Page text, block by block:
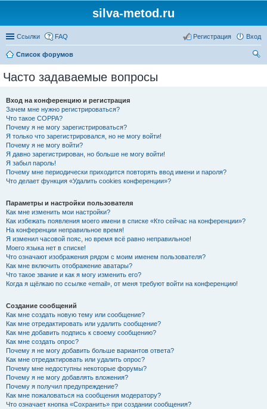
silva-metod.ru
Ссылки FAQ Вход
Регистрация
Список форумов
Часто задаваемые вопросы
Вход на конференцию и регистрация
Зачем мне нужно регистрироваться?
Что такое COPPA?
Почему я не могу зарегистрироваться?
Я только что зарегистрировался, но не могу войти!
Почему я не могу войти?
Я давно зарегистрирован, но больше не могу войти!
Я забыл пароль!
Почему мне периодически приходится повторять ввод имени и пароля?
Что делает функция «Удалить cookies конференции»?
Параметры и настройки пользователя
Как мне изменить мои настройки?
Как избежать появления моего имени в списке «Кто сейчас на конференции»?
На конференции неправильное время!
Я изменил часовой пояс, но время всё равно неправильное!
Моего языка нет в списке!
Что означают изображения рядом с моим именем пользователя?
Как мне включить отображение аватары?
Что такое звание и как я могу изменить его?
Когда я щёлкаю по ссылке «email», от меня требуют войти на конференцию!
Создание сообщений
Как мне создать новую тему или сообщение?
Как мне отредактировать или удалить сообщение?
Как мне добавить подпись к своему сообщению?
Как мне создать опрос?
Почему я не могу добавить больше вариантов ответа?
Как мне отредактировать или удалить опрос?
Почему мне недоступны некоторые форумы?
Почему я не могу добавлять вложения?
Почему я получил предупреждение?
Как мне пожаловаться на сообщения модератору?
Что означает кнопка «Сохранить» при создании сообщения?